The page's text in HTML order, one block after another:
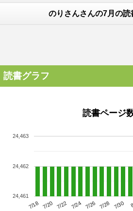
のりさんさんの7月の読
読書グラフ
読書ページ
7/18 7/20 7/22 7/24 7/26 7/28 7/30
24,461
24,462
24,463